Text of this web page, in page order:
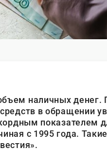
наличных денег.
в обращении
показателем
с 1995 года.